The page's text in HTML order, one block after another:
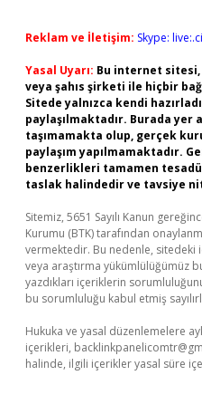
Reklam ve İletişim: Skype:
Yasal Uyarı: Bu internet
veya şahıs şirketi ile hiçbir
Sitede yalnızca kendi
paylaşılmaktadır. Burada
taşımamakta olup, gerçek
paylaşım yapılmamaktadır.
benzerlikleri tamamen
taslak halindedir ve tavsiye
Sitemiz, 5651 Sayılı Kanun
Kurumu (BTK) tarafından
vermektedir. Bu nedenle,
veya araştırma yükümlülüğümüz
yazdıkları içeriklerin
bu sorumluluğu kabul etmiş
Hukuka ve yasal düzenlemelere
içerikleri,
halinde, ilgili içerikler yasal süre